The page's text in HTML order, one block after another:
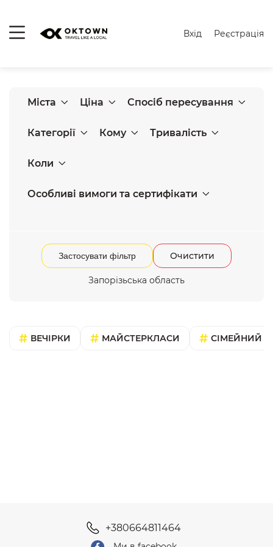
Вхід Реєстрація
Міста Ціна Спосіб пересування
Категорії Кому Тривалість
Коли
Особливі вимоги та сертифікати
Застосувати фільтр Очистити
Запорізьська область
ВЕЧІРКИ МАЙСТЕРКЛАСИ СІМЕЙНИЙ
+380664811464